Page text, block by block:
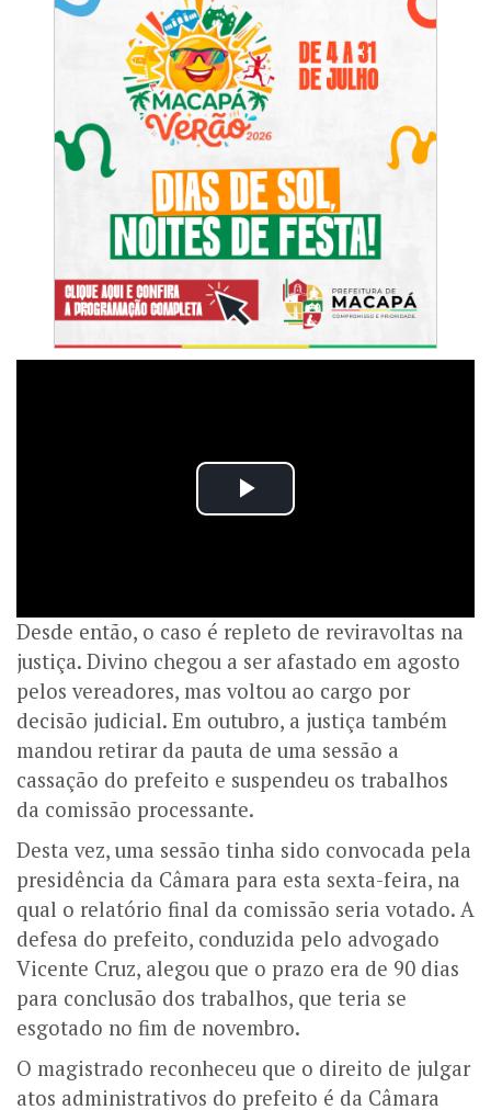
Desde então, o caso é repleto de reviravoltas na
justiça. Divino chegou a ser afastado em agosto
pelos vereadores, mas voltou ao cargo por
decisão judicial. Em outubro, a justiça também
mandou retirar da pauta de uma sessão a
cassação do prefeito e suspendeu os trabalhos
da comissão processante.
Desta vez, uma sessão tinha sido convocada pela
presidência da Câmara para esta sexta-feira, na
qual o relatório final da comissão seria votado. A
defesa do prefeito, conduzida pelo advogado
Vicente Cruz, alegou que o prazo era de 90 dias
para conclusão dos trabalhos, que teria se
esgotado no fim de novembro.
O magistrado reconheceu que o direito de julgar
atos administrativos do prefeito é da Câmara